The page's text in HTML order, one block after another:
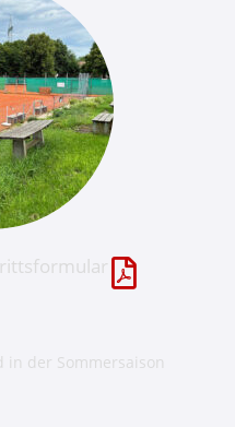
in der Sommersaison